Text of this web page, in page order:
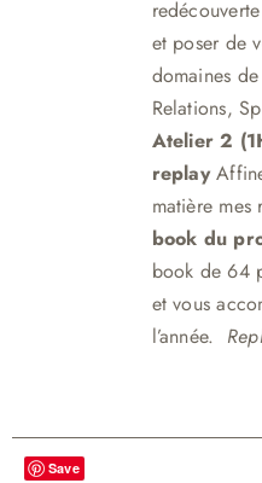
et poser de
domaines
Relations,
Atelier 2
replay
matière mes
book du
book de 64
et vous
l’année.
Save